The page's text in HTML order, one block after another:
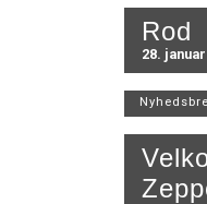
Rod
28.